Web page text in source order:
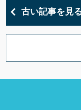
古い記事を見